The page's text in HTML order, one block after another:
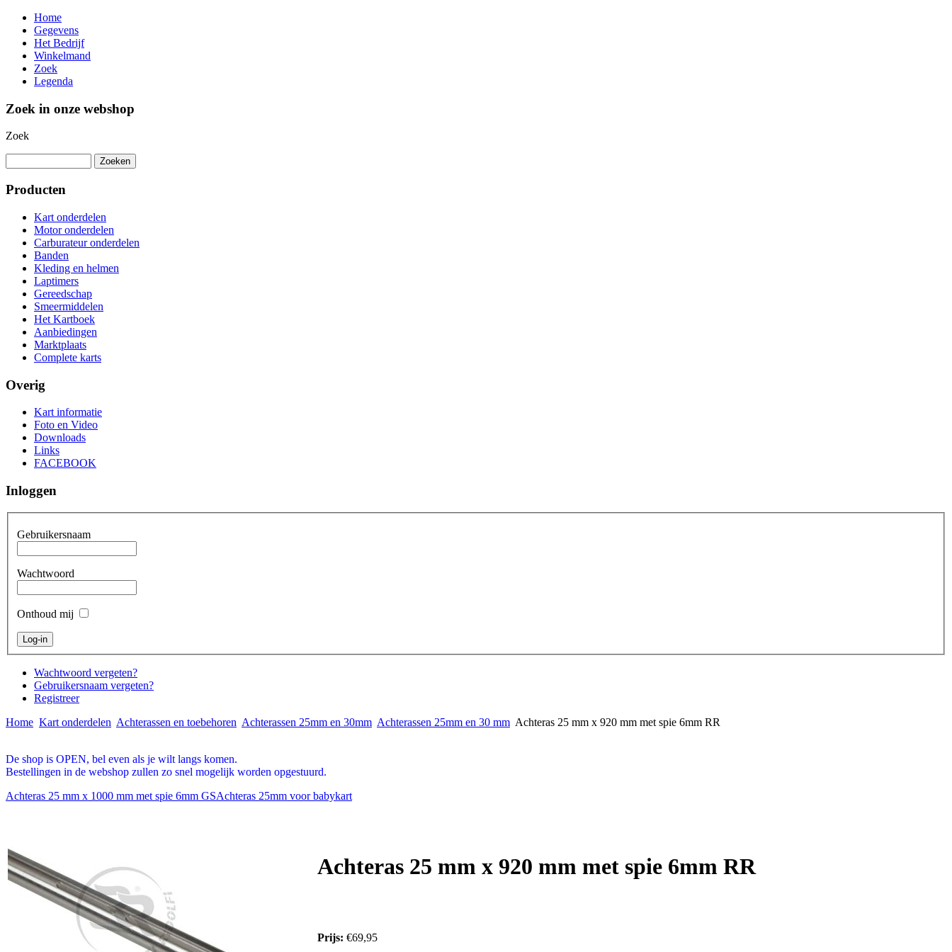
Home
Gegevens
Het Bedrijf
Winkelmand
Zoek
Legenda
Zoek in onze webshop
Zoek
Producten
Kart onderdelen
Motor onderdelen
Carburateur onderdelen
Banden
Kleding en helmen
Laptimers
Gereedschap
Smeermiddelen
Het Kartboek
Aanbiedingen
Marktplaats
Complete karts
Overig
Kart informatie
Foto en Video
Downloads
Links
FACEBOOK
Inloggen
Gebruikersnaam
Wachtwoord
Onthoud mij
Wachtwoord vergeten?
Gebruikersnaam vergeten?
Registreer
Home Kart onderdelen Achterassen en toebehoren Achterassen 25mm en 30mm Achterassen 25mm en 30 mm Achteras 25 mm x 920 mm met spie 6mm RR
De shop is OPEN, bel even als je wilt langs komen.
Bestellingen in de webshop zullen zo snel mogelijk worden opgestuurd.
Achteras 25 mm x 1000 mm met spie 6mm GSAchteras 25mm voor babykart
Achteras 25 mm x 920 mm met spie 6mm RR
Prijs: €69,95